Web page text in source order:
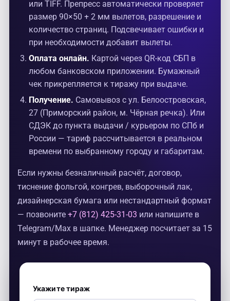
или TIFF. Препресс автоматически проверяет
размер 90×50 + 2 мм вылетов, разрешение и
количество страниц. Подсвечивает ошибки и
при необходимости добавит вылеты.
Оплата онлайн. Картой через QR-код СБП в
любом банковском приложении. Бумажный
чек прикрепляется к тиражу при выдаче.
Получение. Самовывоз с ул. Белоостровская,
27 (Приморский район, м. Чёрная речка). Или
СДЭК до пункта выдачи / курьером по СПб и
России — тариф рассчитывается в реальном
времени по выбранному городу и габаритам.
Если нужны безналичный расчёт, договор,
тиснение фольгой, конгрев, выборочный лак,
дизайнерская бумага или нестандартный формат
— позвоните +7 (812) 425-31-03 или напишите в
Telegram/Max в шапке. Менеджер посчитает за 15
минут в рабочее время.
Укажите тираж